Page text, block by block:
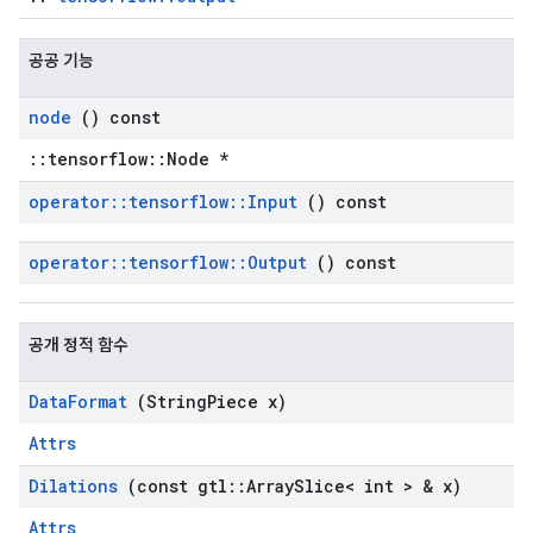
공공 기능
node () const
::tensorflow::Node *
operator:: tensorflow:: Input () const
operator:: tensorflow:: Output () const
공개 정적 함수
DataFormat (StringPiece x)
Attrs
Dilations (const gtl ::ArraySlice< int > & x)
Attrs